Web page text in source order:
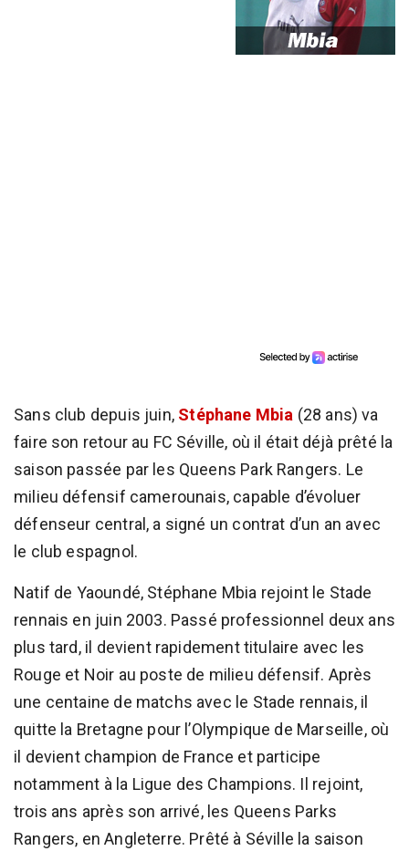
Sans club depuis juin, Stéphane Mbia (28 ans) va
faire son retour au FC Séville, où il était déjà prêté la
saison passée par les Queens Park Rangers. Le
milieu défensif camerounais, capable d’évoluer
défenseur central, a signé un contrat d’un an avec
le club espagnol.
Natif de Yaoundé, Stéphane Mbia rejoint le Stade
rennais en juin 2003. Passé professionnel deux ans
plus tard, il devient rapidement titulaire avec les
Rouge et Noir au poste de milieu défensif. Après
une centaine de matchs avec le Stade rennais, il
quitte la Bretagne pour l’Olympique de Marseille, où
il devient champion de France et participe
notamment à la Ligue des Champions. Il rejoint,
trois ans après son arrivé, les Queens Parks
Rangers, en Angleterre. Prêté à Séville la saison